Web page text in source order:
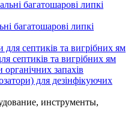
багатошарові липкі
септиків та вигрібних ям
органічних запахів
для дезінфікуючих
инструменты,